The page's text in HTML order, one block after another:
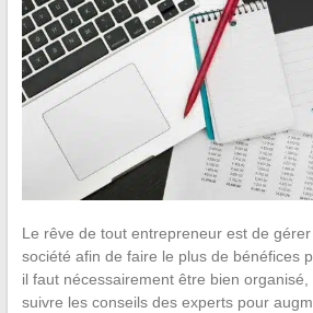
Le rêve de tout entrepreneur est de
société afin de faire le plus de bénéfices
il faut nécessairement être bien
suivre les conseils des experts pour